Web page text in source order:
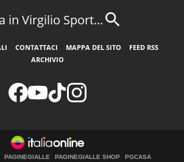
in Virgilio Sport...
CONTATTACI MAPPA DEL SITO
FEED RSS
ARCHIVIO
PAGINEGIALLE PAGINEGIALLE SHOP PGCASA